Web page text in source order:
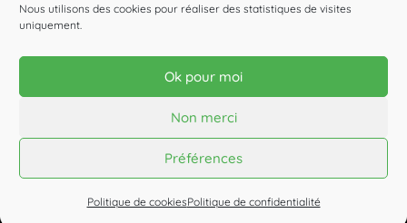
Nous utilisons des cookies pour réaliser des statistiques de visites
uniquement.
Ok pour moi
Non merci
Préférences
Politique de cookiesPolitique de confidentialité
Celsius Solaire
Installateur de panneaux solaires en Indre-et-Loire (37)
Agence de communication Visuellement
pour le réalisation du site
Mentions légales Politique de confidentialité